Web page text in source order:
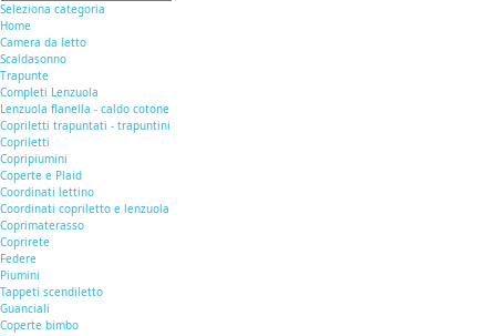
Seleziona categoria
Home
Camera da letto
Scaldasonno
Trapunte
Completi Lenzuola
Lenzuola flanella - caldo cotone
Copriletti trapuntati - trapuntini
Copriletti
Copripiumini
Coperte e Plaid
Coordinati lettino
Coordinati copriletto e lenzuola
Coprimaterasso
Coprirete
Federe
Piumini
Tappeti scendiletto
Guanciali
Coperte bimbo